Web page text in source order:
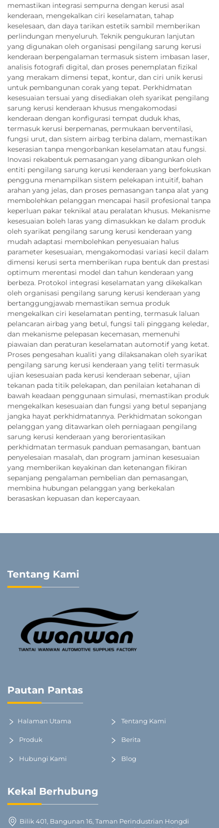
memastikan integrasi sempurna dengan kerusi asal
kenderaan, mengekalkan ciri keselamatan, tahap
keselesaan, dan daya tarikan estetik sambil memberikan
perlindungan menyeluruh. Teknik pengukuran lanjutan
yang digunakan oleh organisasi pengilang sarung kerusi
kenderaan berpengalaman termasuk sistem imbasan laser,
analisis fotografi digital, dan proses penemplatan fizikal
yang merakam dimensi tepat, kontur, dan ciri unik kerusi
untuk pembangunan corak yang tepat. Perkhidmatan
kesesuaian tersuai yang disediakan oleh syarikat pengilang
sarung kerusi kenderaan khusus mengakomodasi
kenderaan dengan konfigurasi tempat duduk khas,
termasuk kerusi berpemanas, permukaan berventilasi,
fungsi urut, dan sistem airbag terbina dalam, memastikan
keserasian tanpa mengorbankan keselamatan atau fungsi.
Inovasi rekabentuk pemasangan yang dibangunkan oleh
entiti pengilang sarung kerusi kenderaan yang berfokuskan
pengguna menampilkan sistem pelekapan intuitif, bahan
arahan yang jelas, dan proses pemasangan tanpa alat yang
membolehkan pelanggan mencapai hasil profesional tanpa
keperluan pakar teknikal atau peralatan khusus. Mekanisme
kesesuaian boleh laras yang dimasukkan ke dalam produk
oleh syarikat pengilang sarung kerusi kenderaan yang
mudah adaptasi membolehkan penyesuaian halus
parameter kesesuaian, mengakomodasi variasi kecil dalam
dimensi kerusi serta memberikan rupa bentuk dan prestasi
optimum merentasi model dan tahun kenderaan yang
berbeza. Protokol integrasi keselamatan yang dikekalkan
oleh organisasi pengilang sarung kerusi kenderaan yang
bertanggungjawab memastikan semua produk
mengekalkan ciri keselamatan penting, termasuk laluan
pelancaran airbag yang betul, fungsi tali pinggang keledar,
dan mekanisme pelepasan kecemasan, memenuhi
piawaian dan peraturan keselamatan automotif yang ketat.
Proses pengesahan kualiti yang dilaksanakan oleh syarikat
pengilang sarung kerusi kenderaan yang teliti termasuk
ujian kesesuaian pada kerusi kenderaan sebenar, ujian
tekanan pada titik pelekapan, dan penilaian ketahanan di
bawah keadaan penggunaan simulasi, memastikan produk
mengekalkan kesesuaian dan fungsi yang betul sepanjang
jangka hayat perkhidmatannya. Perkhidmatan sokongan
pelanggan yang ditawarkan oleh perniagaan pengilang
sarung kerusi kenderaan yang berorientasikan
perkhidmatan termasuk panduan pemasangan, bantuan
penyelesaian masalah, dan program jaminan kesesuaian
yang memberikan keyakinan dan ketenangan fikiran
sepanjang pengalaman pembelian dan pemasangan,
membina hubungan pelanggan yang berkekalan
berasaskan kepuasan dan kepercayaan.
Tentang Kami
Pautan Pantas
Halaman Utama Tentang Kami
Produk Berita
Hubungi Kami Blog
Kekal Berhubung
Bilik 401, Bangunan 16, Taman Perindustrian Hongdi